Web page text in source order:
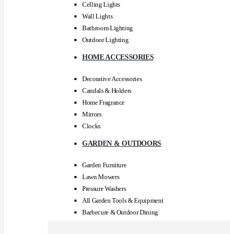
Celling Lights
Wall Lights
Bathroom Lighting
Outdoor Lighting
HOME ACCESSORIES
Decorative Accessories
Candals & Holders
Home Fragrance
Mirrors
Clocks
GARDEN & OUTDOORS
Garden Furniture
Lawn Mowers
Pressure Washers
All Garden Tools & Equipment
Barbecure & Outdoor Dining